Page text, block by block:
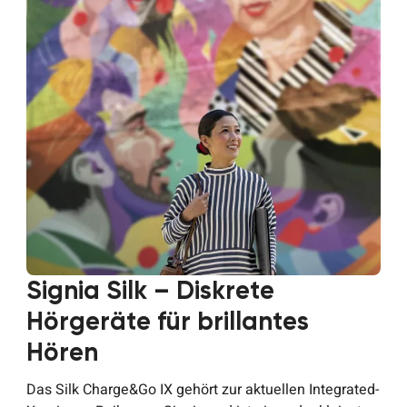
Signia Silk – Diskrete
Hörgeräte für brillantes
Hören
Das Silk Charge&Go IX gehört zur aktuellen Integrated-